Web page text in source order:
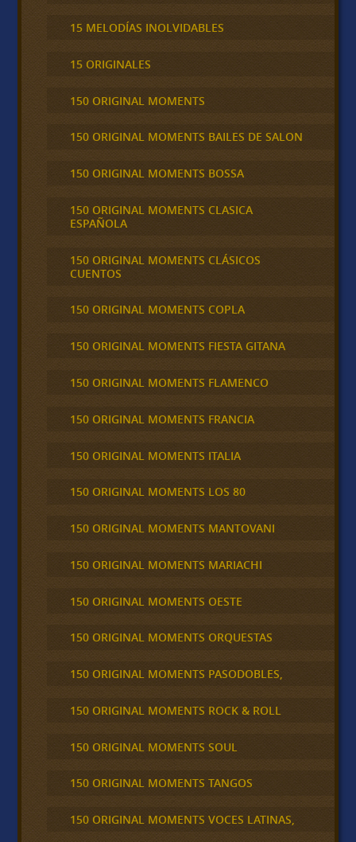
15 MELODÍAS INOLVIDABLES
15 ORIGINALES
150 ORIGINAL MOMENTS
150 ORIGINAL MOMENTS BAILES DE SALON
150 ORIGINAL MOMENTS BOSSA
150 ORIGINAL MOMENTS CLASICA
ESPAÑOLA
150 ORIGINAL MOMENTS CLÁSICOS
CUENTOS
150 ORIGINAL MOMENTS COPLA
150 ORIGINAL MOMENTS FIESTA GITANA
150 ORIGINAL MOMENTS FLAMENCO
150 ORIGINAL MOMENTS FRANCIA
150 ORIGINAL MOMENTS ITALIA
150 ORIGINAL MOMENTS LOS 80
150 ORIGINAL MOMENTS MANTOVANI
150 ORIGINAL MOMENTS MARIACHI
150 ORIGINAL MOMENTS OESTE
150 ORIGINAL MOMENTS ORQUESTAS
150 ORIGINAL MOMENTS PASODOBLES,
150 ORIGINAL MOMENTS ROCK & ROLL
150 ORIGINAL MOMENTS SOUL
150 ORIGINAL MOMENTS TANGOS
150 ORIGINAL MOMENTS VOCES LATINAS,